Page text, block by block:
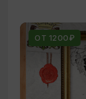
ОТ 1200₽